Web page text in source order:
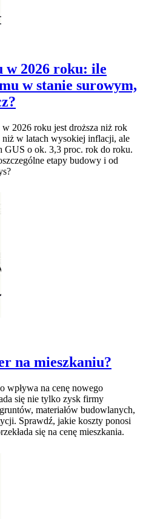
w 2026 roku: ile
w stanie surowym,
2026 roku jest droższa niż rok
w latach wysokiej inflacji, ale
GUS o ok. 3,3 proc. rok do roku.
etapy budowy i od
na mieszkaniu?
wpływa na cenę nowego
się nie tylko zysk firmy
materiałów budowlanych,
Sprawdź, jakie koszty ponosi
się na cenę mieszkania.